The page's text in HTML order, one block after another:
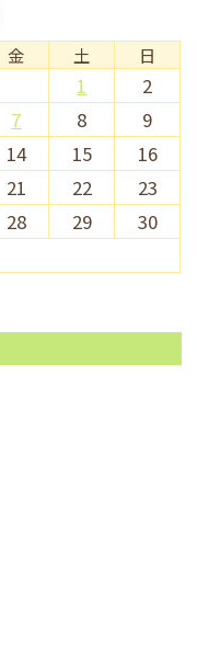
金 土 日
1
2
7 8
9
14 15
16
21 22
23
28 29
30